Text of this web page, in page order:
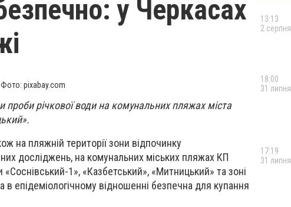
у Черкасах
Фото: pixabay.com
проби річкової води на комунальних пляжах міста
на пляжній території зони відпочинку
досліджень, на комунальних міських пляжах КП
«Соснівський-1», «Казбетський», «Митницький» та зоні
епідеміологічному відношенні безпечна для купання
13:13
2 серпня
18:00
31 липня
17:19
31 липня